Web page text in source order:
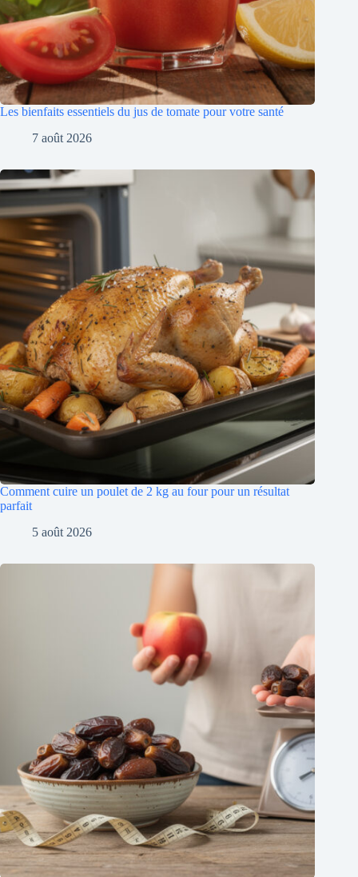
Les bienfaits essentiels du jus de tomate pour votre santé
7 août 2026
Comment cuire un poulet de 2 kg au four pour un résultat
parfait
5 août 2026